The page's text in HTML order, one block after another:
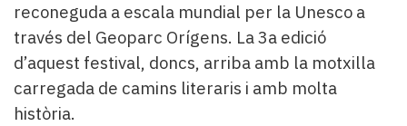
reconeguda a escala mundial per la Unesco a
través del Geoparc Orígens. La 3a edició
d’aquest festival, doncs, arriba amb la motxilla
carregada de camins literaris i amb molta
història.